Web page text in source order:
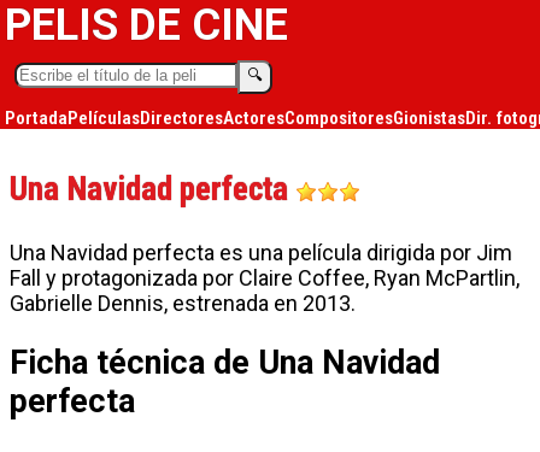
PELIS DE CINE
🔍︎
PortadaPelículasDirectoresActoresCompositoresGionistasDir.
Una Navidad perfecta
Una Navidad perfecta es una película dirigida por Jim
Fall y protagonizada por Claire Coffee, Ryan McPartlin,
Gabrielle Dennis, estrenada en 2013.
Ficha técnica de Una Navidad
perfecta